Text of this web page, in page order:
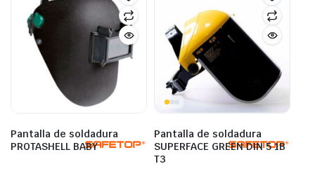
Pantalla de soldadura
PROTASHELL BABY
Pantalla de soldadura
SUPERFACE GREEN DIN 5 1B
T3